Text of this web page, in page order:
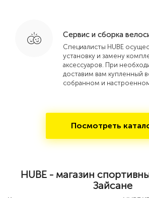
Сервис и сборка
Специалисты HUBE
установку и замену
аксессуаров. При
доставим вам купленный
собранном и настроенном
Посмотреть
HUBE - магазин
Зайсане